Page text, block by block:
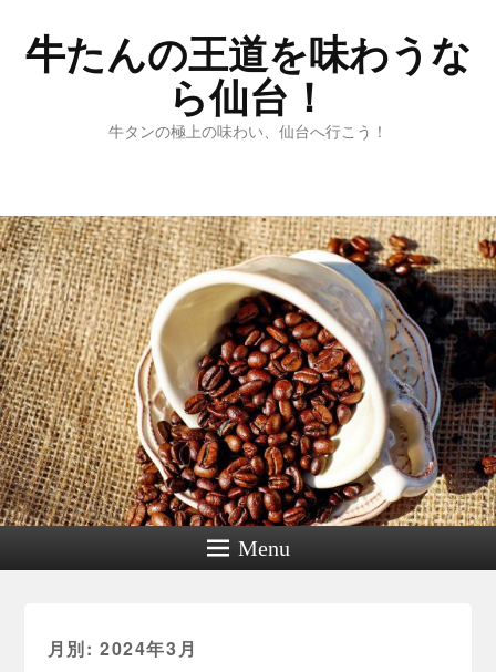
牛たんの王道を味わうな
ら仙台！
牛タンの極上の味わい、仙台へ行こう！
Menu
月別: 2024年3月